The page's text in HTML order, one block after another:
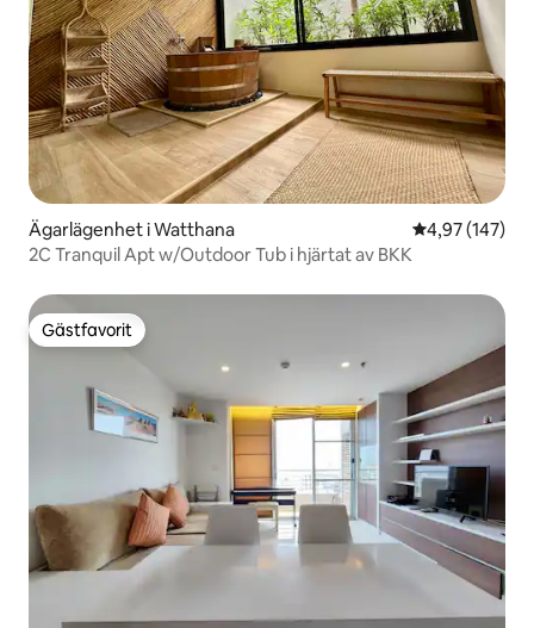
Ägarlägenhet i Watthana 4,97 av 5 i
4,97 (147)
2C Tranquil Apt w/Outdoor Tub i hjärtat av BKK
Gästfavorit
Gästfavorit